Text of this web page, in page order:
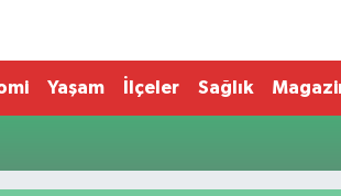
Yaşam İlçeler Sağlık